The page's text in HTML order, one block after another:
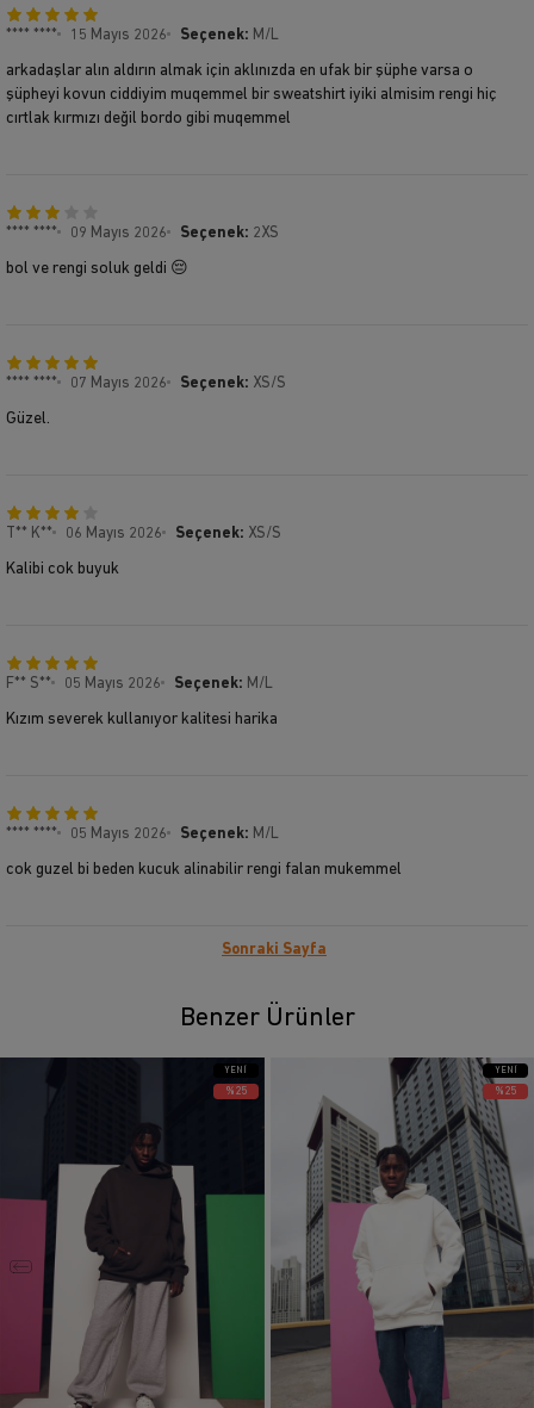
**** **** 15 Mayıs 2026 Seçenek: M/L
arkadaşlar alın aldırın almak için aklınızda en ufak bir şüphe varsa o
şüpheyi kovun ciddiyim muqemmel bir sweatshirt iyiki almisim rengi hiç
cırtlak kırmızı değil bordo gibi muqemmel
**** **** 09 Mayıs 2026 Seçenek: 2XS
bol ve rengi soluk geldi 😔
**** **** 07 Mayıs 2026 Seçenek: XS/S
Güzel.
T** K** 06 Mayıs 2026 Seçenek: XS/S
Kalibi cok buyuk
F** S** 05 Mayıs 2026 Seçenek: M/L
Kızım severek kullanıyor kalitesi harika
**** **** 05 Mayıs 2026 Seçenek: M/L
cok guzel bi beden kucuk alinabilir rengi falan mukemmel
Sonraki Sayfa
Benzer Ürünler
YENI
ÜRÜN
%25
YENI
ÜRÜN
%25